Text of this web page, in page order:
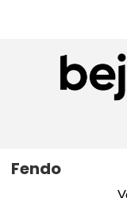
Fendo